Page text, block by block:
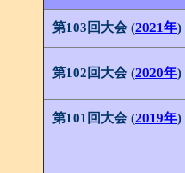
第103回大会 (2021年)
第102回大会 (2020年)
第101回大会 (2019年)